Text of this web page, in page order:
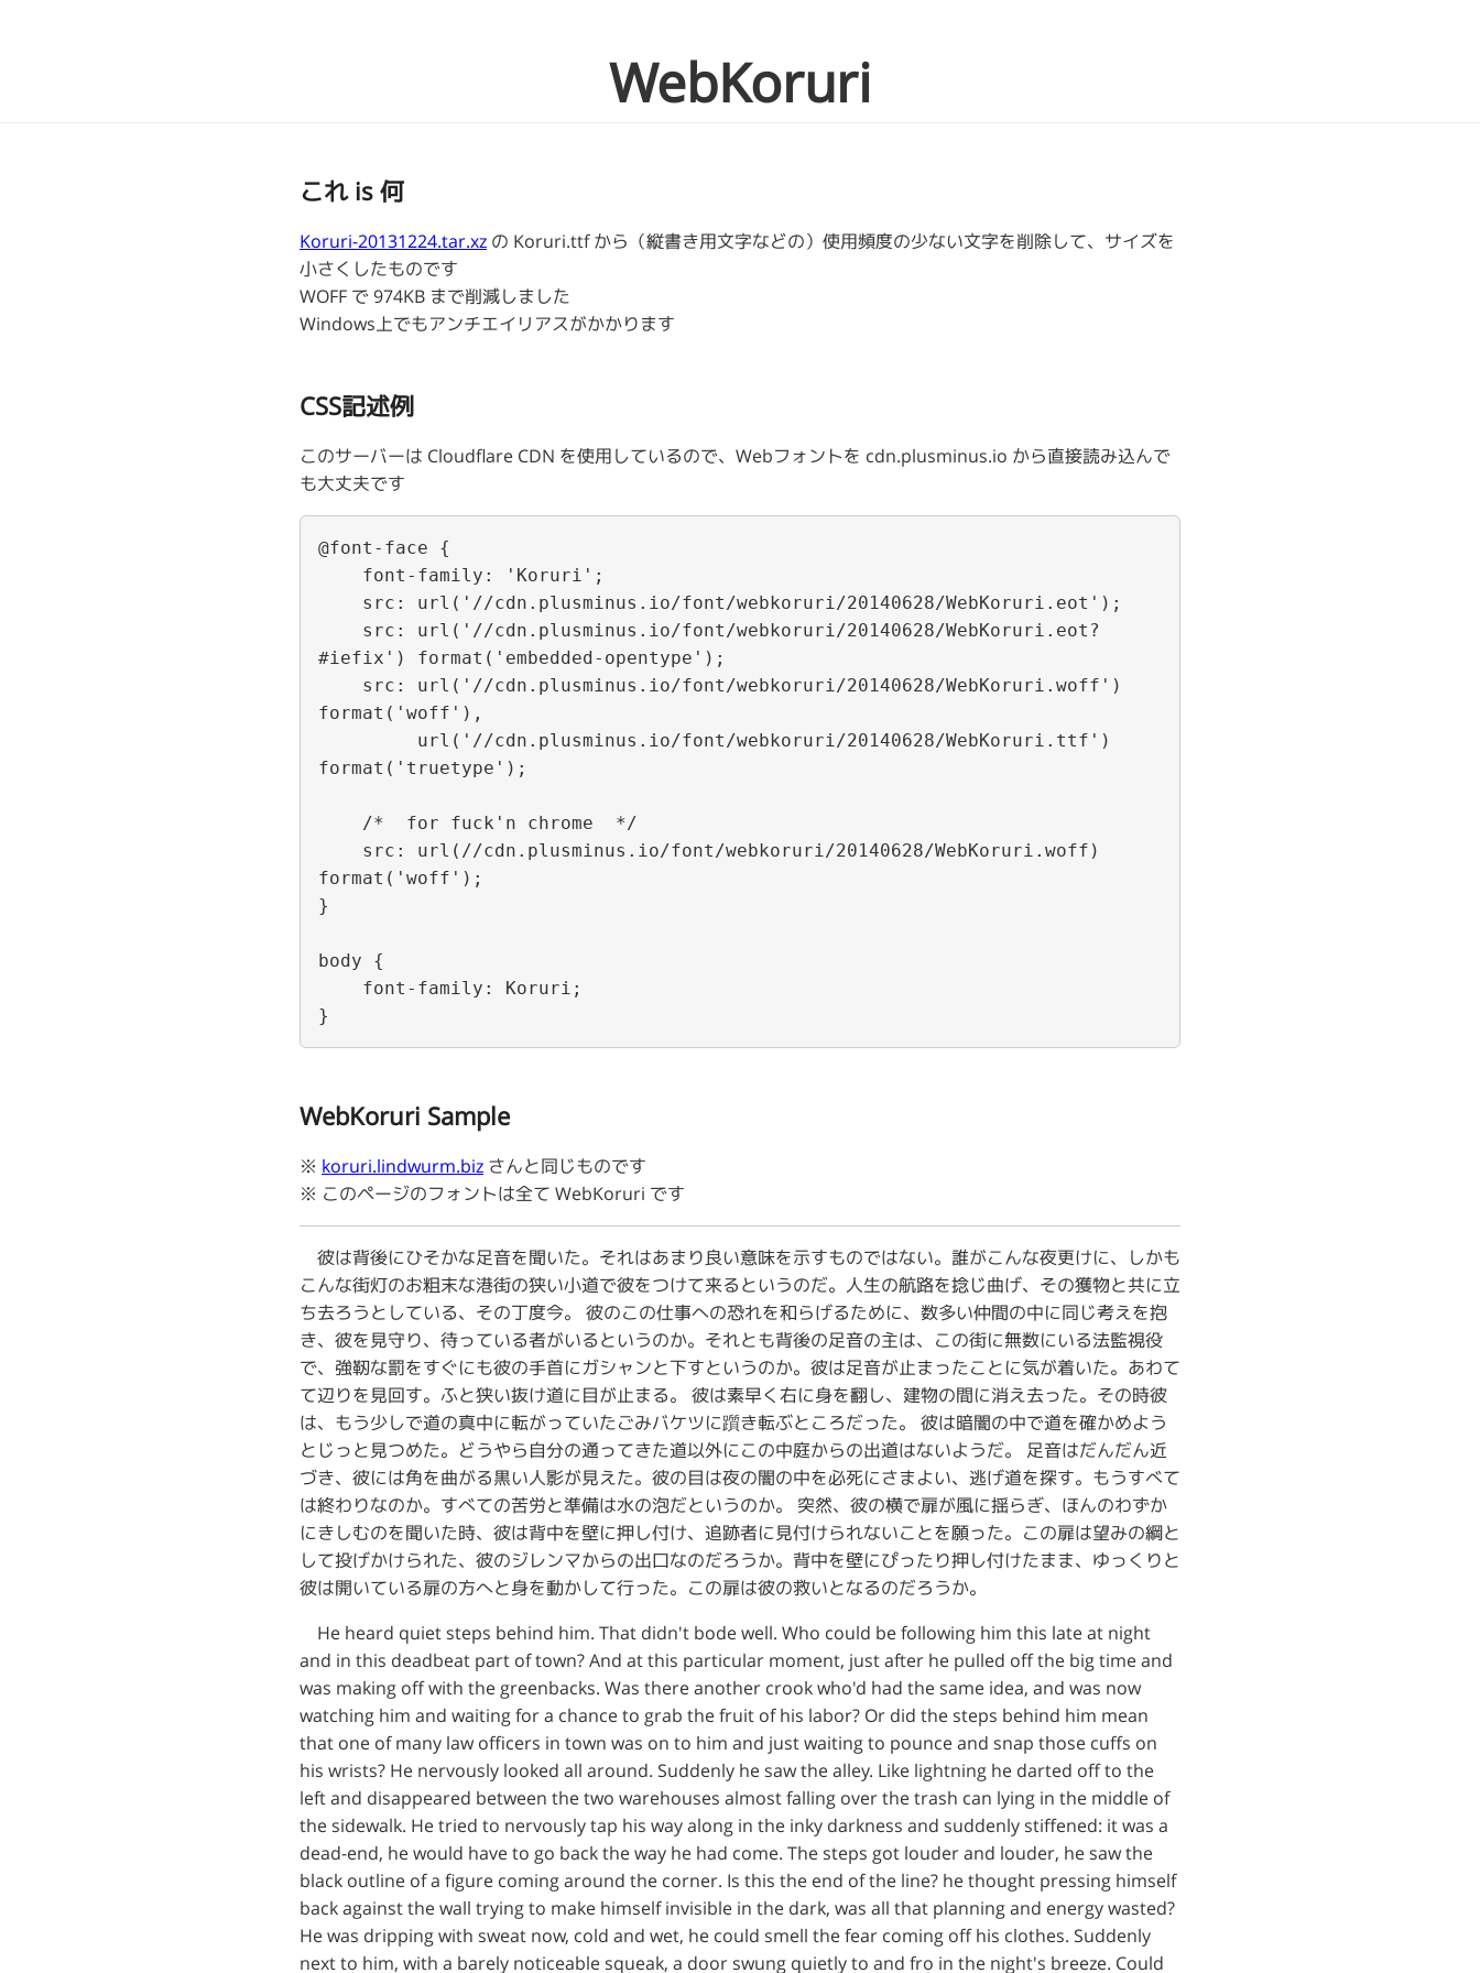
WebKoruri
これ is 何
Koruri-20131224.tar.xz の Koruri.ttf から（縦書き用文字などの）使用頻度の少ない文字を削除して、サイズを
小さくしたものです
WOFF で 974KB まで削減しました
Windows上でもアンチエイリアスがかかります
CSS記述例
このサーバーは Cloudflare CDN を使用しているので、Webフォントを cdn.plusminus.io から直接読み込んで
も大丈夫です
@font-face {
#iefix') format('embedded-opentype');
format('woff'),
format('truetype');
format('woff');
}
body {
}
WebKoruri Sample
※ koruri.lindwurm.biz さんと同じものです
※ このページのフォントは全て WebKoruri です
彼は背後にひそかな足音を聞いた。それはあまり良い意味を示すものではない。誰がこんな夜更けに、しかも
こんな街灯のお粗末な港街の狭い小道で彼をつけて来るというのだ。人生の航路を捻じ曲げ、その獲物と共に立
ち去ろうとしている、その丁度今。 彼のこの仕事への恐れを和らげるために、数多い仲間の中に同じ考えを抱
き、彼を見守り、待っている者がいるというのか。それとも背後の足音の主は、この街に無数にいる法監視役
で、強靭な罰をすぐにも彼の手首にガシャンと下すというのか。彼は足音が止まったことに気が着いた。あわて
て辺りを見回す。ふと狭い抜け道に目が止まる。 彼は素早く右に身を翻し、建物の間に消え去った。その時彼
は、もう少しで道の真中に転がっていたごみバケツに躓き転ぶところだった。 彼は暗闇の中で道を確かめよう
とじっと見つめた。どうやら自分の通ってきた道以外にこの中庭からの出道はないようだ。 足音はだんだん近
づき、彼には角を曲がる黒い人影が見えた。彼の目は夜の闇の中を必死にさまよい、逃げ道を探す。もうすべて
は終わりなのか。すべての苦労と準備は水の泡だというのか。 突然、彼の横で扉が風に揺らぎ、ほんのわずか
にきしむのを聞いた時、彼は背中を壁に押し付け、追跡者に見付けられないことを願った。この扉は望みの綱と
して投げかけられた、彼のジレンマからの出口なのだろうか。背中を壁にぴったり押し付けたまま、ゆっくりと
彼は開いている扉の方へと身を動かして行った。この扉は彼の救いとなるのだろうか。
He heard quiet steps behind him. That didn't bode well. Who could be following him this late at night
and in this deadbeat part of town? And at this particular moment, just after he pulled off the big time and
was making off with the greenbacks. Was there another crook who'd had the same idea, and was now
watching him and waiting for a chance to grab the fruit of his labor? Or did the steps behind him mean
that one of many law officers in town was on to him and just waiting to pounce and snap those cuffs on
his wrists? He nervously looked all around. Suddenly he saw the alley. Like lightning he darted off to the
left and disappeared between the two warehouses almost falling over the trash can lying in the middle of
the sidewalk. He tried to nervously tap his way along in the inky darkness and suddenly stiffened: it was a
dead-end, he would have to go back the way he had come. The steps got louder and louder, he saw the
black outline of a figure coming around the corner. Is this the end of the line? he thought pressing himself
back against the wall trying to make himself invisible in the dark, was all that planning and energy wasted?
He was dripping with sweat now, cold and wet, he could smell the fear coming off his clothes. Suddenly
next to him, with a barely noticeable squeak, a door swung quietly to and fro in the night's breeze. Could